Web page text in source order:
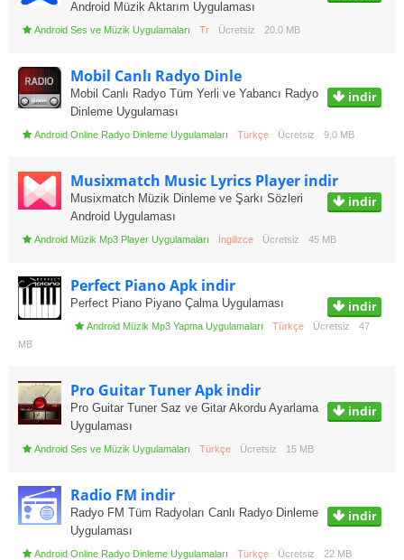
Android Müzik Aktarım Uygulaması
Android Ses ve Müzik Uygulamaları Tr Ücretsiz 20.0 MB
Mobil Canlı Radyo Dinle
indir
Mobil Canlı Radyo Tüm Yerli ve Yabancı Radyo
Dinleme Uygulaması
Android Online Radyo Dinleme Uygulamaları Türkçe Ücretsiz 9,0 MB
Musixmatch Music Lyrics Player indir
indir
Musixmatch Müzik Dinleme ve Şarkı Sözleri
Android Uygulaması
Android Müzik Mp3 Player Uygulamaları İngilizce Ücretsiz 45 MB
Perfect Piano Apk indir
indir
Perfect Piano Piyano Çalma Uygulaması
Android Müzik Mp3 Yapma Uygulamaları Türkçe Ücretsiz
47
MB
Pro Guitar Tuner Apk indir
indir
Pro Guitar Tuner Saz ve Gitar Akordu Ayarlama
Uygulaması
Android Ses ve Müzik Uygulamaları Türkçe Ücretsiz 15 MB
Radio FM indir
indir
Radyo FM Tüm Radyoları Canlı Radyo Dinleme
Uygulaması
Android Online Radyo Dinleme Uygulamaları Türkçe Ücretsiz 22 MB